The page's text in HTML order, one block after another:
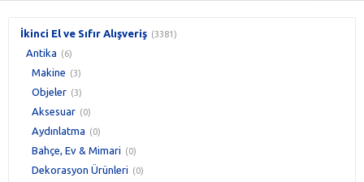
İkinci El ve Sıfır Alışveriş (3381)
Antika (6)
Makine (3)
Objeler (3)
Aksesuar (0)
Aydınlatma (0)
Bahçe, Ev & Mimari (0)
Dekorasyon Ürünleri (0)